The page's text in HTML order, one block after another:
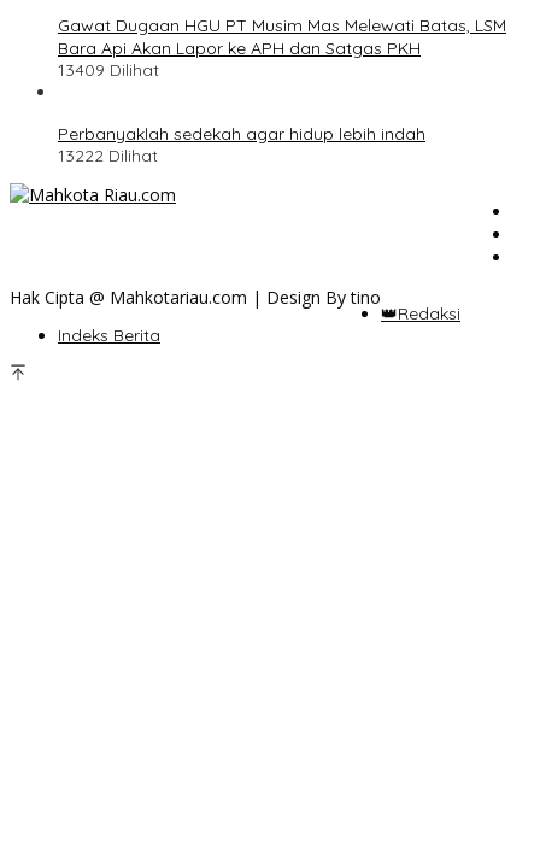
Gawat Dugaan HGU PT Musim Mas Melewati Batas, LSM
Bara Api Akan Lapor ke APH dan Satgas PKH
13409 Dilihat
Perbanyaklah sedekah agar hidup lebih indah
13222 Dilihat
Hak Cipta @ Mahkotariau.com | Design By tino
👑Redaksi
Indeks Berita